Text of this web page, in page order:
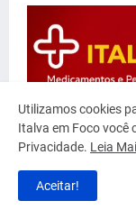
Utilizamos cookies
Italva em Foco você
Privacidade. Leia
Aceitar!